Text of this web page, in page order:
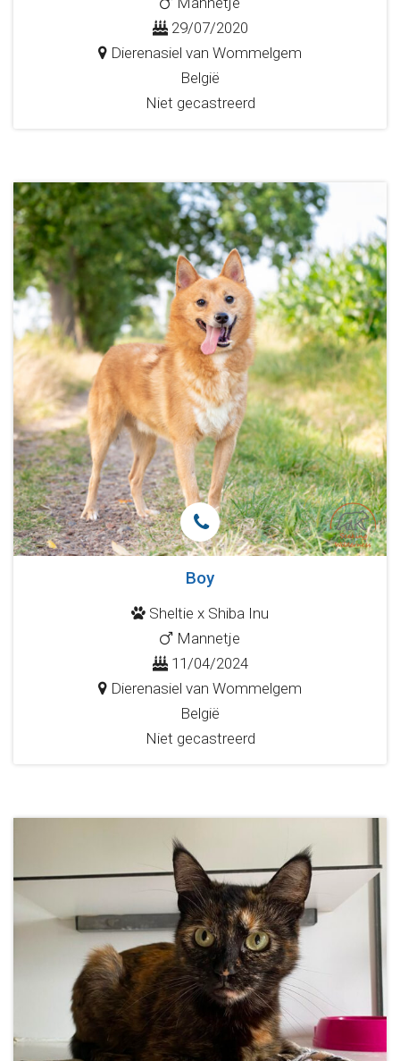
29/07/2020
Dierenasiel van Wommelgem
België
Niet gecastreerd
Boy
Sheltie x Shiba Inu
Mannetje
11/04/2024
Dierenasiel van Wommelgem
België
Niet gecastreerd